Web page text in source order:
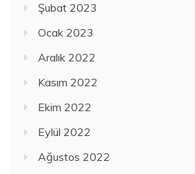
Şubat 2023
Ocak 2023
Aralık 2022
Kasım 2022
Ekim 2022
Eylül 2022
Ağustos 2022